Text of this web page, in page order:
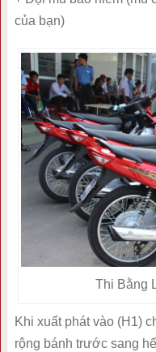
của bạn)
Thi Bằng
Khi xuất phát vào (H1)
rộng bánh trước sang